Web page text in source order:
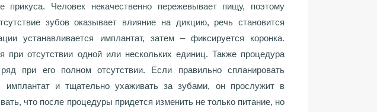
прикуса. Человек некачественно пережевывает пищу, поэтому
зубов оказывает влияние на дикцию, речь становится
устанавливается имплантат, затем – фиксируется коронка.
при отсутствии одной или нескольких единиц. Также процедура
при его полном отсутствии. Если правильно спланировать
имплантат и тщательно ухаживать за зубами, он прослужит в
что после процедуры придется изменить не только питание, но